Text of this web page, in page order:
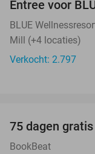
Entree voor
BLUE
Mill (+4 locaties)
Verkocht: 2.797
75 dagen
BookBeat